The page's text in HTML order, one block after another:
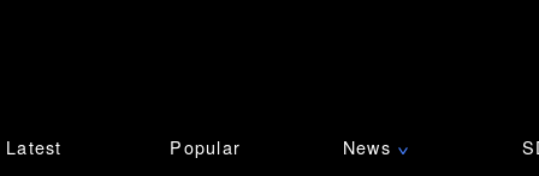
Latest Popular News ∨